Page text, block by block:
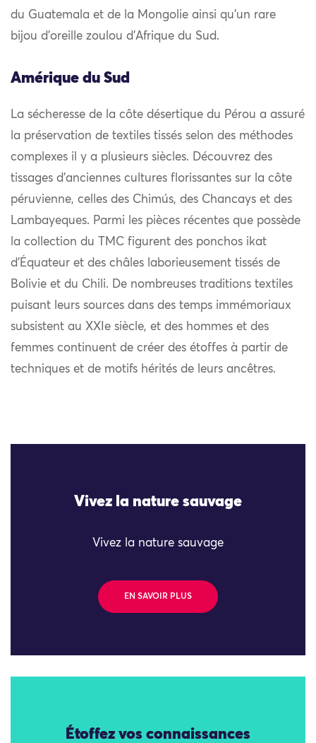
du Guatemala et de la Mongolie ainsi qu’un rare
bijou d’oreille zoulou d’Afrique du Sud.
Amérique du Sud
La sécheresse de la côte désertique du Pérou a assuré
la préservation de textiles tissés selon des méthodes
complexes il y a plusieurs siècles. Découvrez des
tissages d’anciennes cultures florissantes sur la côte
péruvienne, celles des Chimús, des Chancays et des
Lambayeques. Parmi les pièces récentes que possède
la collection du TMC figurent des ponchos ikat
d’Équateur et des châles laborieusement tissés de
Bolivie et du Chili. De nombreuses traditions textiles
puisant leurs sources dans des temps immémoriaux
subsistent au XXIe siècle, et des hommes et des
femmes continuent de créer des étoffes à partir de
techniques et de motifs hérités de leurs ancêtres.
Vivez la nature sauvage
Vivez la nature sauvage
EN SAVOIR PLUS
Étoffez vos connaissances